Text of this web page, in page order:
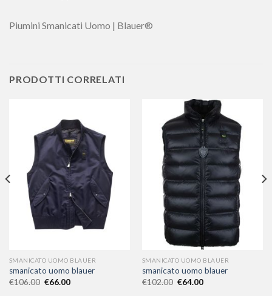
Piumini Smanicati Uomo | Blauer®
PRODOTTI CORRELATI
SMANICATO UOMO BLAUER
smanicato uomo blauer
€106.00 €66.00
SMANICATO UOMO BLAUER
smanicato uomo blauer
€102.00 €64.00